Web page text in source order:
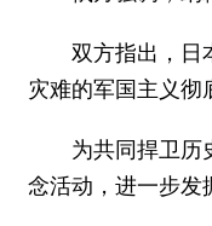
双方指出，日
灾难的军国主义彻
为共同捍卫历
念活动，进一步发